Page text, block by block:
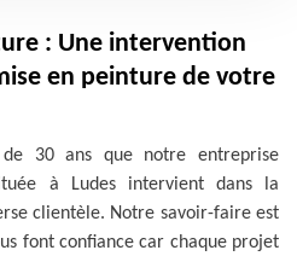
: Une intervention
en peinture de votre
30 ans que notre entreprise
à Ludes intervient dans la
clientèle. Notre savoir-faire est
font confiance car chaque projet